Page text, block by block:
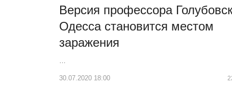
Версия профессора
Одесса становится местом
заражения
…
30.07.2020 18:00